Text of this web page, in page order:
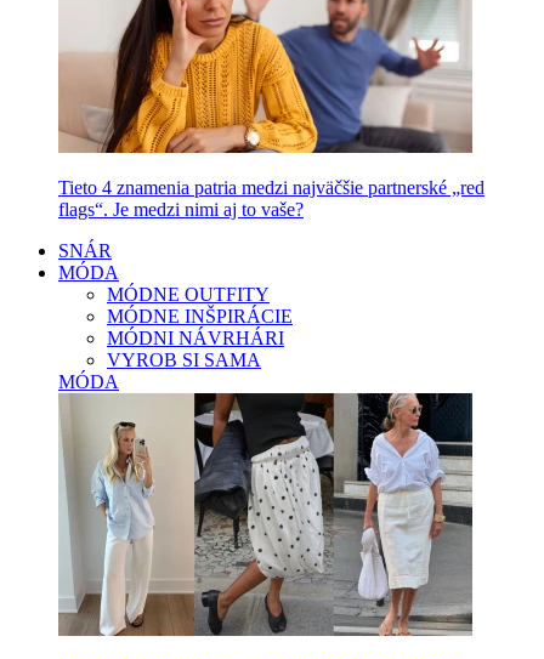
Tieto 4 znamenia patria medzi najväčšie partnerské „red
flags“. Je medzi nimi aj to vaše?
SNÁR
MÓDA
MÓDNE OUTFITY
MÓDNE INŠPIRÁCIE
MÓDNI NÁVRHÁRI
VYROB SI SAMA
MÓDA